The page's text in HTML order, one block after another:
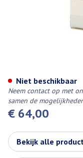
€ 64,00
Niet beschikbaar
Neem contact op met
samen de
Bekijk alle